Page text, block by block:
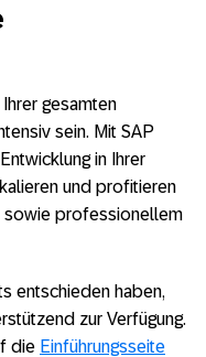
gesamten
sein. Mit SAP
in Ihrer
und profitieren
sowie professionellem
entschieden haben,
zur Verfügung.
die Einführungsseite